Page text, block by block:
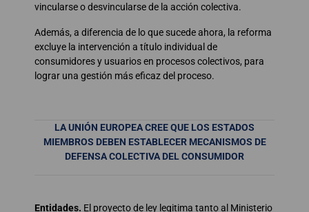
vincularse o desvincularse de la acción colectiva.
Además, a diferencia de lo que sucede ahora, la reforma
excluye la intervención a título individual de
consumidores y usuarios en procesos colectivos, para
lograr una gestión más eficaz del proceso.
LA UNIÓN EUROPEA CREE QUE LOS ESTADOS
MIEMBROS DEBEN ESTABLECER MECANISMOS DE
DEFENSA COLECTIVA DEL CONSUMIDOR
Entidades. El proyecto de ley legitima tanto al Ministerio